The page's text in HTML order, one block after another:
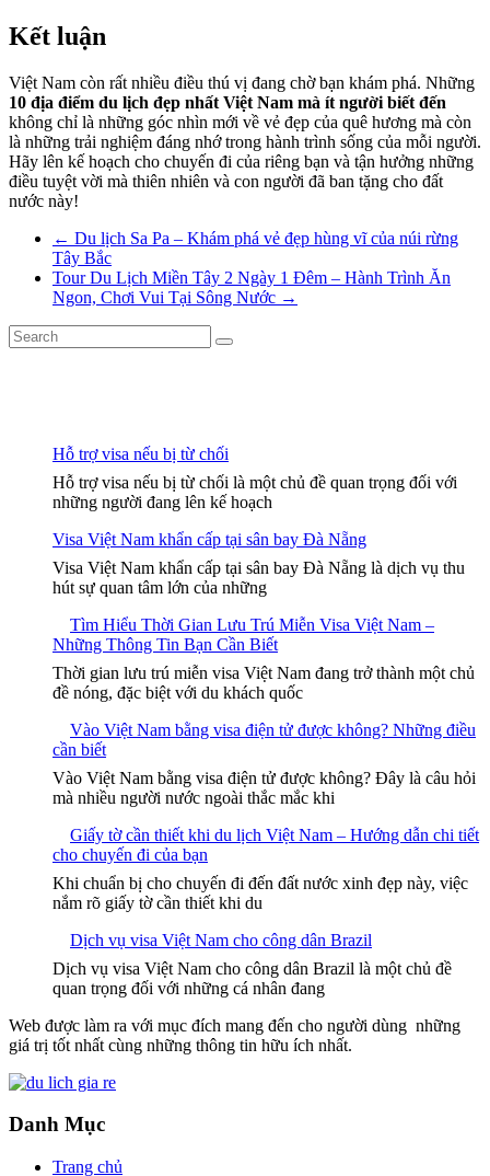
Kết luận
Việt Nam còn rất nhiều điều thú vị đang chờ bạn khám phá. Những
10 địa điểm du lịch đẹp nhất Việt Nam mà ít người biết đến
không chỉ là những góc nhìn mới về vẻ đẹp của quê hương mà còn
là những trải nghiệm đáng nhớ trong hành trình sống của mỗi người.
Hãy lên kế hoạch cho chuyến đi của riêng bạn và tận hưởng những
điều tuyệt vời mà thiên nhiên và con người đã ban tặng cho đất
nước này!
← Du lịch Sa Pa – Khám phá vẻ đẹp hùng vĩ của núi rừng
Tây Bắc
Tour Du Lịch Miền Tây 2 Ngày 1 Đêm – Hành Trình Ăn
Ngon, Chơi Vui Tại Sông Nước →
Hỗ trợ visa nếu bị từ chối
Hỗ trợ visa nếu bị từ chối là một chủ đề quan trọng đối với
những người đang lên kế hoạch
Visa Việt Nam khẩn cấp tại sân bay Đà Nẵng
Visa Việt Nam khẩn cấp tại sân bay Đà Nẵng là dịch vụ thu
hút sự quan tâm lớn của những
Tìm Hiểu Thời Gian Lưu Trú Miễn Visa Việt Nam –
Những Thông Tin Bạn Cần Biết
Thời gian lưu trú miễn visa Việt Nam đang trở thành một chủ
đề nóng, đặc biệt với du khách quốc
Vào Việt Nam bằng visa điện tử được không? Những điều
cần biết
Vào Việt Nam bằng visa điện tử được không? Đây là câu hỏi
mà nhiều người nước ngoài thắc mắc khi
Giấy tờ cần thiết khi du lịch Việt Nam – Hướng dẫn chi tiết
cho chuyến đi của bạn
Khi chuẩn bị cho chuyến đi đến đất nước xinh đẹp này, việc
nắm rõ giấy tờ cần thiết khi du
Dịch vụ visa Việt Nam cho công dân Brazil
Dịch vụ visa Việt Nam cho công dân Brazil là một chủ đề
quan trọng đối với những cá nhân đang
Web được làm ra với mục đích mang đến cho người dùng những
giá trị tốt nhất cùng những thông tin hữu ích nhất.
Danh Mục
Trang chủ